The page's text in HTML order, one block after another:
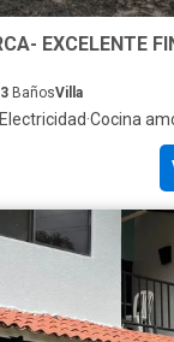
3 BañosVilla
Electricidad·Cocina